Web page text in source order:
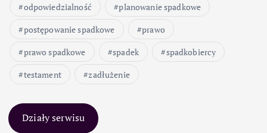
odpowiedzialność
planowanie spadkowe
postępowanie spadkowe
prawo
prawo spadkowe
spadek
spadkobiercy
testament
zadłużenie
Działy serwisu